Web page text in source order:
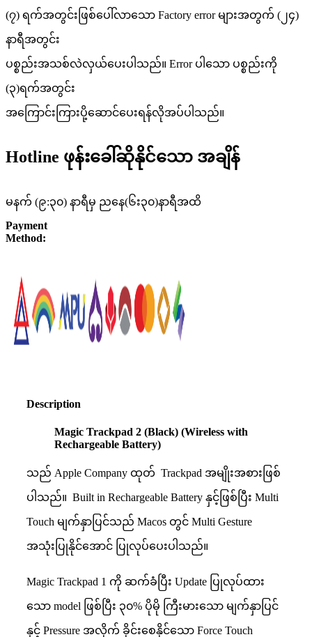
(၇) ရက်အတွင်းဖြစ်ပေါ်လာသော Factory error များအတွက် (၂၄)
နာရီအတွင်း
ပစ္စည်းအသစ်လဲလှယ်ပေးပါသည်။ Error ပါသော ပစ္စည်းကို
(၃)ရက်အတွင်း
အကြောင်းကြားပို့ဆောင်ပေးရန်လိုအပ်ပါသည်။
Hotline ဖုန်းခေါ်ဆိုနိုင်သော အချိန်
မနက် (၉:၃၀) နာရီမှ ညနေ(၆း၃၀)နာရီအထိ
Payment
Method:
Description
Magic Trackpad 2 (Black) (Wireless with
Rechargeable Battery)
သည် Apple Company ထုတ် Trackpad အမျိုးအစားဖြစ်
ပါသည်။ Built in Rechargeable Battery နှင့်ဖြစ်ပြီး Multi
Touch မျက်နှာပြင်သည် Macos တွင် Multi Gesture
အသုံးပြုနိုင်အောင် ပြုလုပ်ပေးပါသည်။
Magic Trackpad 1 ကို ဆက်ခံပြီး Update ပြုလုပ်ထား
သော model ဖြစ်ပြီး ၃၀% ပိုမို ကြီးမားသော မျက်နှာပြင်
နှင့် Pressure အလိုက် ခိုင်းစေနိုင်သော Force Touch